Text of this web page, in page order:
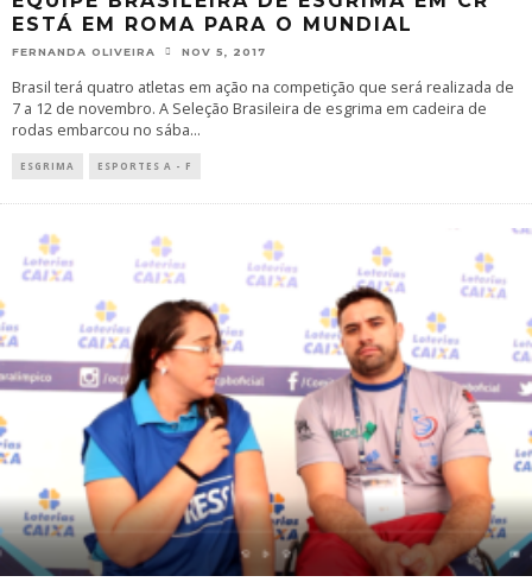
ESTÁ EM ROMA PARA O MUNDIAL
FERNANDA OLIVEIRA NOV 5, 2017
Brasil terá quatro atletas em ação na competição que será realizada de
7 a 12 de novembro. A Seleção Brasileira de esgrima em cadeira de
rodas embarcou no sába...
ESGRIMA ESPORTES A - F